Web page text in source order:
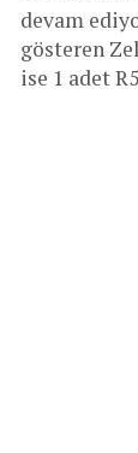
devam
gösteren
ise 1 adet